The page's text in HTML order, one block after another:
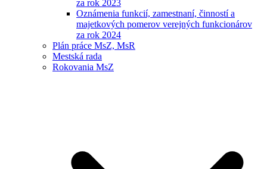
za rok 2023
Oznámenia funkcií, zamestnaní, činností a
majetkových pomerov verejných funkcionárov
za rok 2024
Plán práce MsZ, MsR
Mestská rada
Rokovania MsZ